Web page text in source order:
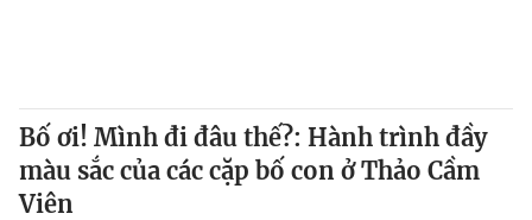
Góc doanh nghiệp
Truyền hình
Phim VTV
Hậu trường
Giải trí
Bố ơi! Mình đi đâu thế?: Hành trình đầy
màu sắc của các cặp bố con ở Thảo Cầm
Viên